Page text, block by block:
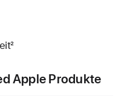
Apple Produkte